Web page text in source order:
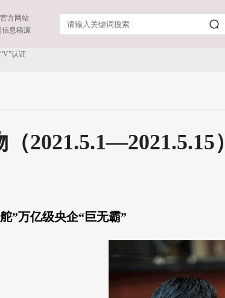
方网站
信息稿源
认证
2021.5.1—2021.5.15）
”万亿级央企“巨无霸”